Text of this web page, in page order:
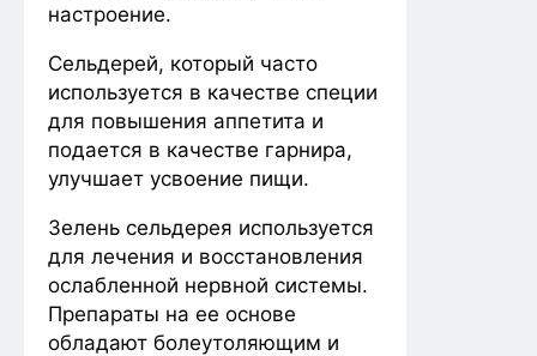
настроение.
Сельдерей, который часто
используется в качестве специи
для повышения аппетита и
подается в качестве гарнира,
улучшает усвоение пищи.
Зелень сельдерея используется
для лечения и восстановления
ослабленной нервной системы.
Препараты на ее основе
обладают болеутоляющим и